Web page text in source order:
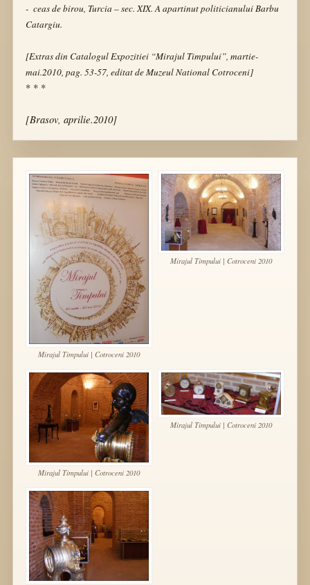
- ceas de birou, Turcia – sec. XIX. A apartinut politicianului Barbu
Catargiu.
[Extras din Catalogul Expozitiei “Mirajul Timpului”, martie-
mai.2010, pag. 53-57, editat de Muzeul National Cotroceni]
* * *
[Brasov, aprilie.2010]
Mirajul Timpului | Cotroceni 2010
Mirajul Timpului | Cotroceni 2010
Mirajul Timpului | Cotroceni 2010
Mirajul Timpului | Cotroceni 2010